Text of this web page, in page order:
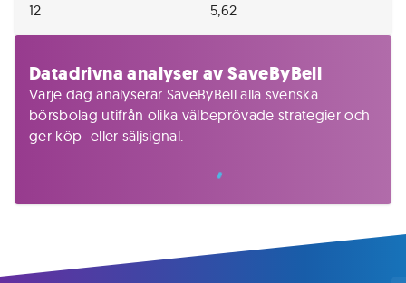
12 5,62
Datadrivna analyser av SaveByBell
Varje dag analyserar SaveByBell alla svenska
börsbolag utifrån olika välbeprövade strategier och
ger köp- eller säljsignal.